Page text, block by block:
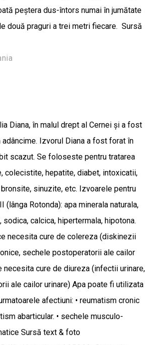
peștera dus-întors numai în jumătate
două praguri a trei metri fiecare. Sursă
Diana, în malul drept al Cernei şi a fost
Izvorul Diana a fost forat în
scazut. Se foloseste pentru tratarea
colecistite, hepatite, diabet, intoxicatii,
sinuzite, etc. Izvoarele pentru
(lânga Rotonda): apa minerala naturala,
sodica, calcica, hipertermala, hipotona.
necesita cure de colereza (diskinezii
sechele postoperatorii ale cailor
necesita cure de diureza (infectii urinare,
ale cailor urinare) Apa poate fi utilizata
afectiuni: • reumatism cronic
abarticular. • sechele musculo-
Sursă text & foto